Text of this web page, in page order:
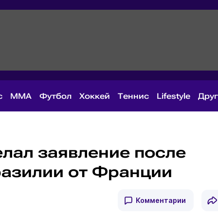
MMA Футбол Хоккей Теннис Lifestyle
заявление после
от Франции
Комментарии